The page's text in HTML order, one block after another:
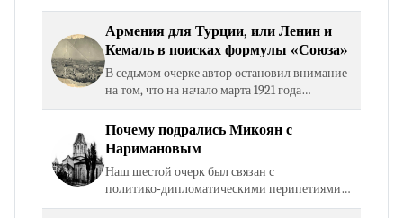
уважаемого коллеги из Армении политолога
Ваграма Атанесяна, который несколько
своеобразно воспринял…
Армения для Турции, или Ленин и
Кемаль в поисках формулы «Союза»
В седьмом очерке автор остановил внимание
на том, что на начало марта 1921 года
дипломатические диспозиции Кремля и
Ангоры выглядели следующим образом.
Эривань, Зангезур и часть…
Почему подрались Микоян с
Наримановым
Наш шестой очерк был связан с
политико‑дипломатическими перипетиями,
связанными с подготовкой